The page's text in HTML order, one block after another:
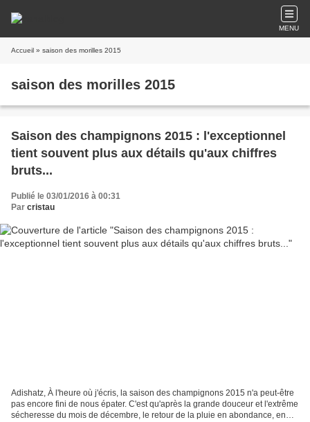
MENU
Accueil » saison des morilles 2015
saison des morilles 2015
Saison des champignons 2015 : l'exceptionnel
tient souvent plus aux détails qu'aux chiffres
bruts...
Publié le 03/01/2016 à 00:31
Par cristau
Adishatz, À l'heure où j'écris, la saison des champignons 2015 n'a peut-être
pas encore fini de nous épater. C'est qu'après la grande douceur et l'extrême
sécheresse du mois de décembre, le retour de la pluie en abondance, en